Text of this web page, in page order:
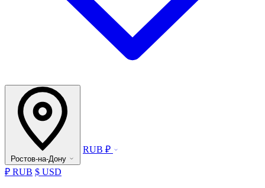
Ростов-на-Дону
RUB ₽
₽ RUB $ USD